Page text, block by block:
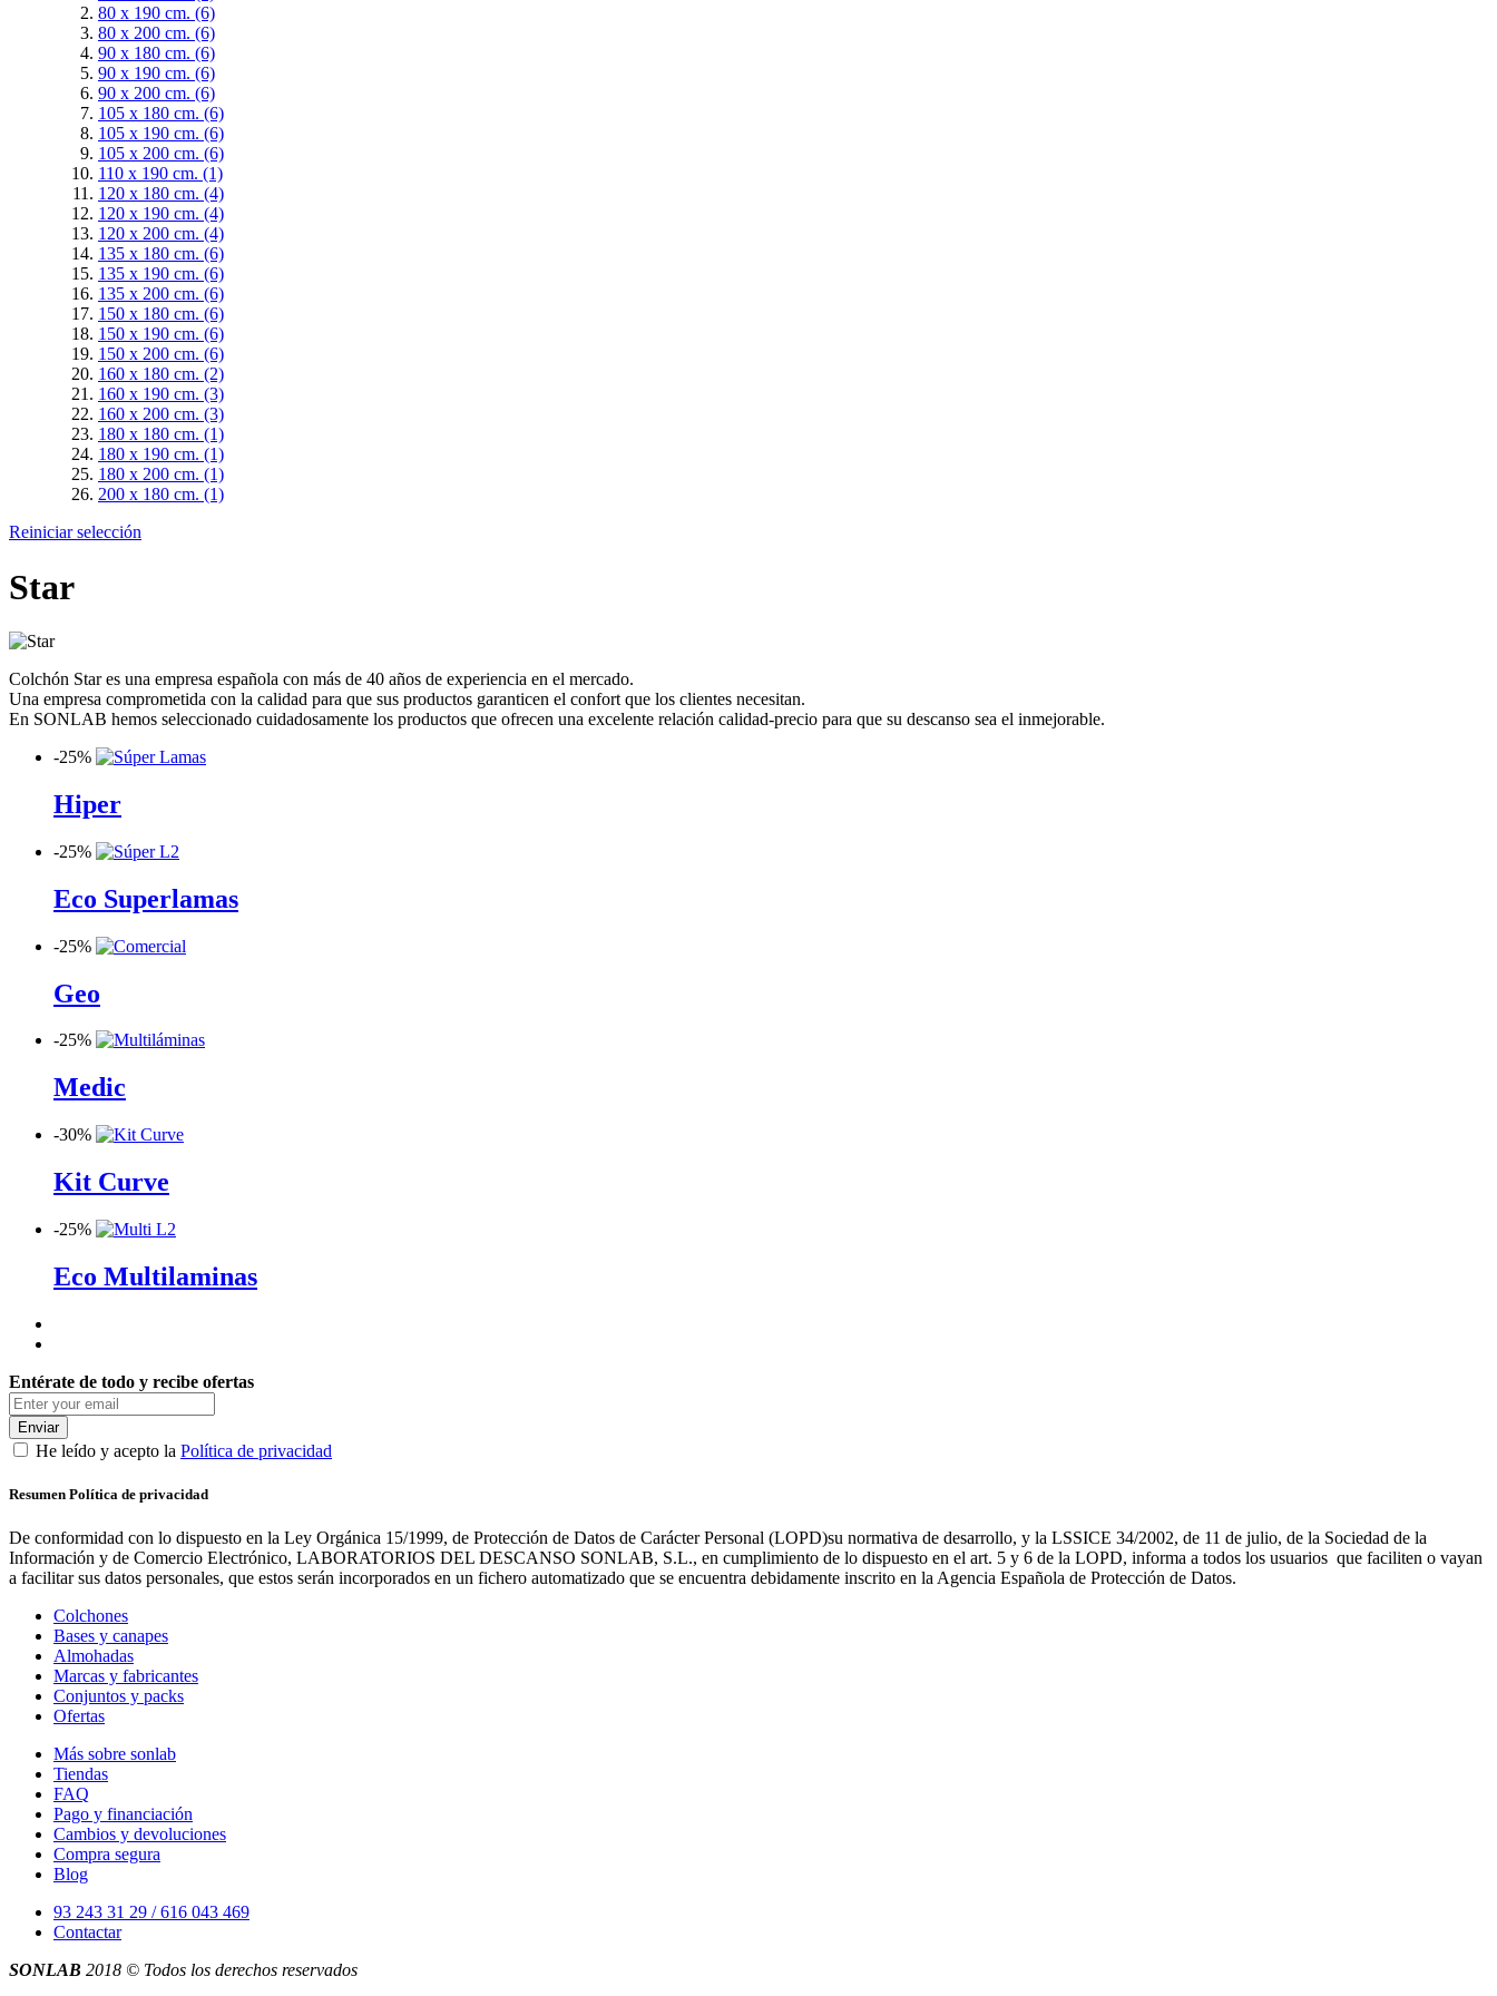
80 x 190 cm. (6)
80 x 200 cm. (6)
90 x 180 cm. (6)
90 x 190 cm. (6)
90 x 200 cm. (6)
105 x 180 cm. (6)
105 x 190 cm. (6)
105 x 200 cm. (6)
110 x 190 cm. (1)
120 x 180 cm. (4)
120 x 190 cm. (4)
120 x 200 cm. (4)
135 x 180 cm. (6)
135 x 190 cm. (6)
135 x 200 cm. (6)
150 x 180 cm. (6)
150 x 190 cm. (6)
150 x 200 cm. (6)
160 x 180 cm. (2)
160 x 190 cm. (3)
160 x 200 cm. (3)
180 x 180 cm. (1)
180 x 190 cm. (1)
180 x 200 cm. (1)
200 x 180 cm. (1)
Reiniciar selección
Star
Colchón Star es una empresa española con más de 40 años de experiencia en el mercado.
Una empresa comprometida con la calidad para que sus productos garanticen el confort que los clientes necesitan.
En SONLAB hemos seleccionado cuidadosamente los productos que ofrecen una excelente relación calidad-precio para que su descanso sea el inmejorable.
-25%
Hiper
-25%
Eco Superlamas
-25%
Geo
-25%
Medic
-30%
Kit Curve
-25%
Eco Multilaminas
Entérate de todo y recibe ofertas
Enviar
He leído y acepto la Política de privacidad
Resumen Política de privacidad
De conformidad con lo dispuesto en la Ley Orgánica 15/1999, de Protección de Datos de Carácter Personal (LOPD)su normativa de desarrollo, y la LSSICE 34/2002, de 11 de julio, de la Sociedad de la
Información y de Comercio Electrónico, LABORATORIOS DEL DESCANSO SONLAB, S.L., en cumplimiento de lo dispuesto en el art. 5 y 6 de la LOPD, informa a todos los usuarios que faciliten o vayan
a facilitar sus datos personales, que estos serán incorporados en un fichero automatizado que se encuentra debidamente inscrito en la Agencia Española de Protección de Datos.
Colchones
Bases y canapes
Almohadas
Marcas y fabricantes
Conjuntos y packs
Ofertas
Más sobre sonlab
Tiendas
FAQ
Pago y financiación
Cambios y devoluciones
Compra segura
Blog
93 243 31 29 / 616 043 469
Contactar
SONLAB 2018 © Todos los derechos reservados